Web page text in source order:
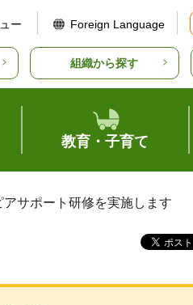
ー Foreign Language
組織から探す
教育・子育て
サポート研修を実施します